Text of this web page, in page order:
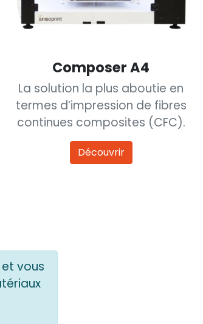
Composer A4
La solution la plus aboutie en
termes d’impression de fibres
continues composites (CFC).
Découvrir
vous